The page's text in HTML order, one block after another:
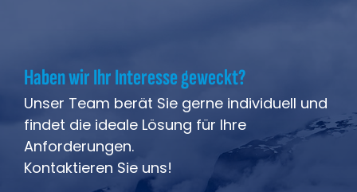
Haben wir Ihr Interesse geweckt?
Unser Team berät Sie gerne individuell und
findet die ideale Lösung für Ihre
Anforderungen.
Kontaktieren Sie uns!